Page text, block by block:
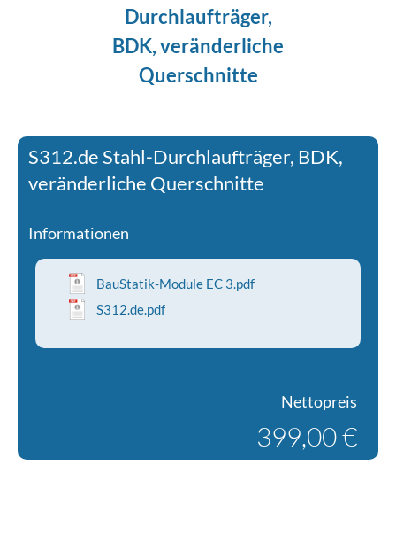
Durchlaufträger,
BDK, veränderliche
Querschnitte
S312.de Stahl-Durchlaufträger, BDK,
veränderliche Querschnitte
Informationen
BauStatik-Module EC 3.pdf
S312.de.pdf
Nettopreis
399,00 €